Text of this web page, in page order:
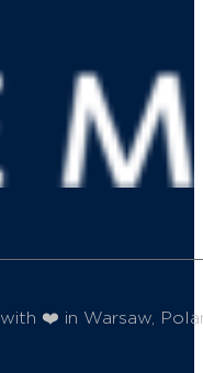
with ❤️ in Warsaw,